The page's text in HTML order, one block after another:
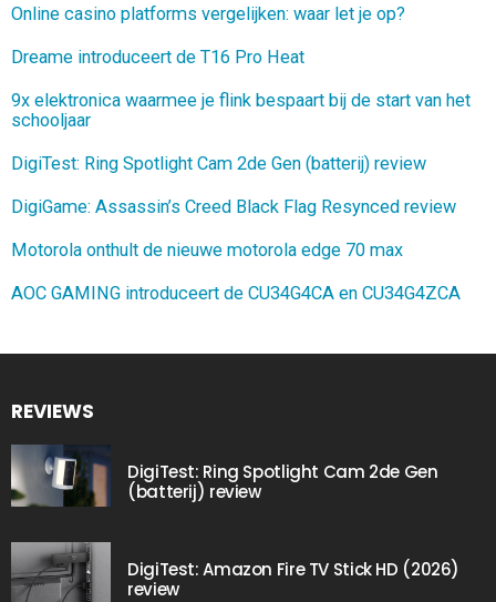
Online casino platforms vergelijken: waar let je op?
Dreame introduceert de T16 Pro Heat
9x elektronica waarmee je flink bespaart bij de start van het
schooljaar
DigiTest: Ring Spotlight Cam 2de Gen (batterij) review
DigiGame: Assassin’s Creed Black Flag Resynced review
Motorola onthult de nieuwe motorola edge 70 max
AOC GAMING introduceert de CU34G4CA en CU34G4ZCA
REVIEWS
DigiTest: Ring Spotlight Cam 2de Gen
(batterij) review
DigiTest: Amazon Fire TV Stick HD (2026)
review